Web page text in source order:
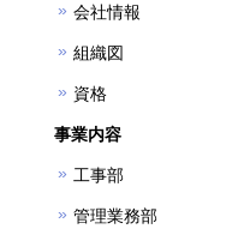
会社情報
組織図
資格
事業内容
工事部
管理業務部